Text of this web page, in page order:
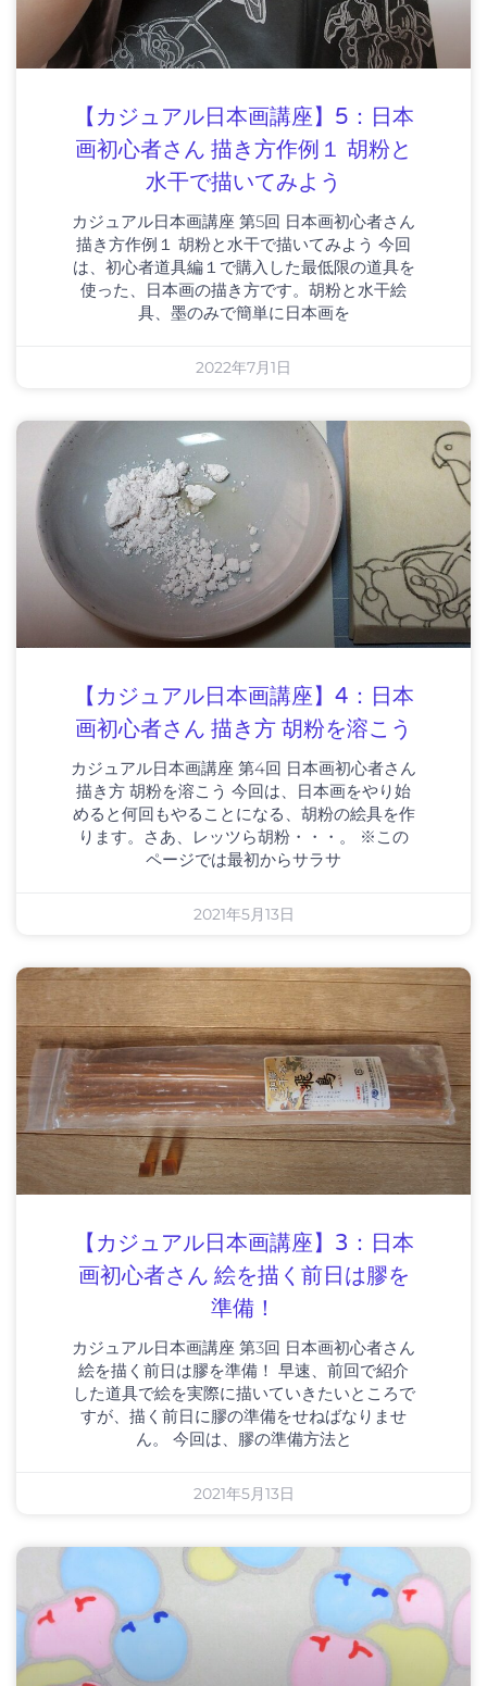
【カジュアル日本画講座】5：日本
画初心者さん 描き方作例１ 胡粉と
水干で描いてみよう
カジュアル日本画講座 第5回 日本画初心者さん
描き方作例１ 胡粉と水干で描いてみよう 今回
は、初心者道具編１で購入した最低限の道具を
使った、日本画の描き方です。胡粉と水干絵
具、墨のみで簡単に日本画を
2022年7月1日
【カジュアル日本画講座】4：日本
画初心者さん 描き方 胡粉を溶こう
カジュアル日本画講座 第4回 日本画初心者さん
描き方 胡粉を溶こう 今回は、日本画をやり始
めると何回もやることになる、胡粉の絵具を作
ります。さあ、レッツら胡粉・・・。 ※この
ページでは最初からサラサ
2021年5月13日
【カジュアル日本画講座】3：日本
画初心者さん 絵を描く前日は膠を
準備！
カジュアル日本画講座 第3回 日本画初心者さん
絵を描く前日は膠を準備！ 早速、前回で紹介
した道具で絵を実際に描いていきたいところで
すが、描く前日に膠の準備をせねばなりませ
ん。 今回は、膠の準備方法と
2021年5月13日